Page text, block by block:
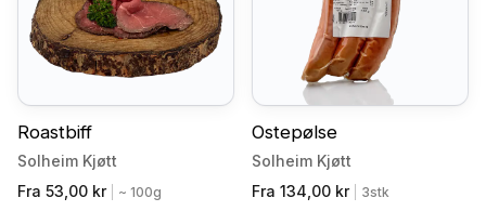
Roastbiff
Solheim Kjøtt
Fra 53,00 kr
~ 100g
Ostepølse
Solheim Kjøtt
Fra 134,00 kr
3stk